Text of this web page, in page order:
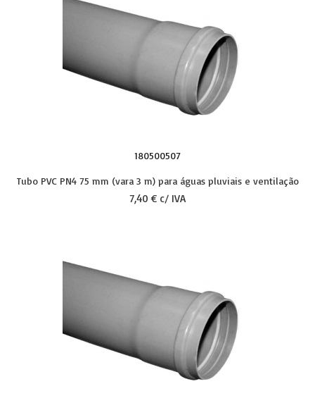
180500507
Tubo PVC PN4 75 mm (vara 3 m) para águas pluviais e ventilação
7,40 € c/ IVA